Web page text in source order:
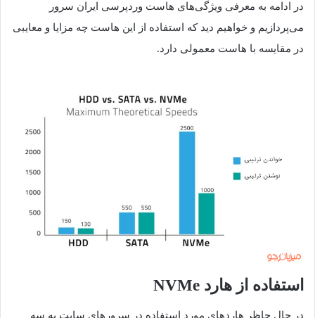
در ادامه به معرفی ویژگی‌های هاست وردپرسی ایران سرور
می‌پردازیم و خواهیم دید که استفاده از این هاست چه مزایا و معایبی
در مقایسه با هاست معمولی دارد.
استفاده از هارد NVMe
در حال حاظر هاردهای مورد استفاده در سرورهای سایت به سه